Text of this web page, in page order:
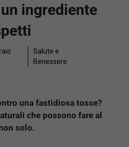
ingrediente
Salute e
Benessere
una fastidiosa tosse?
che possono fare al
solo.